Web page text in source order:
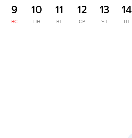
9
ВС
10
ПН
11
ВТ
12
СР
13
ЧТ
14
ПТ